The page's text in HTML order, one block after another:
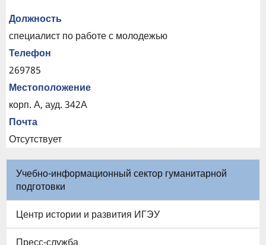
Должность
специалист по работе с молодежью
Телефон
269785
Местоположение
корп. А, ауд. 342А
Почта
Отсутствует
Учебно-информационный сектор гуманитарной
подготовки
Центр истории и развития ИГЭУ
Пресс-служба